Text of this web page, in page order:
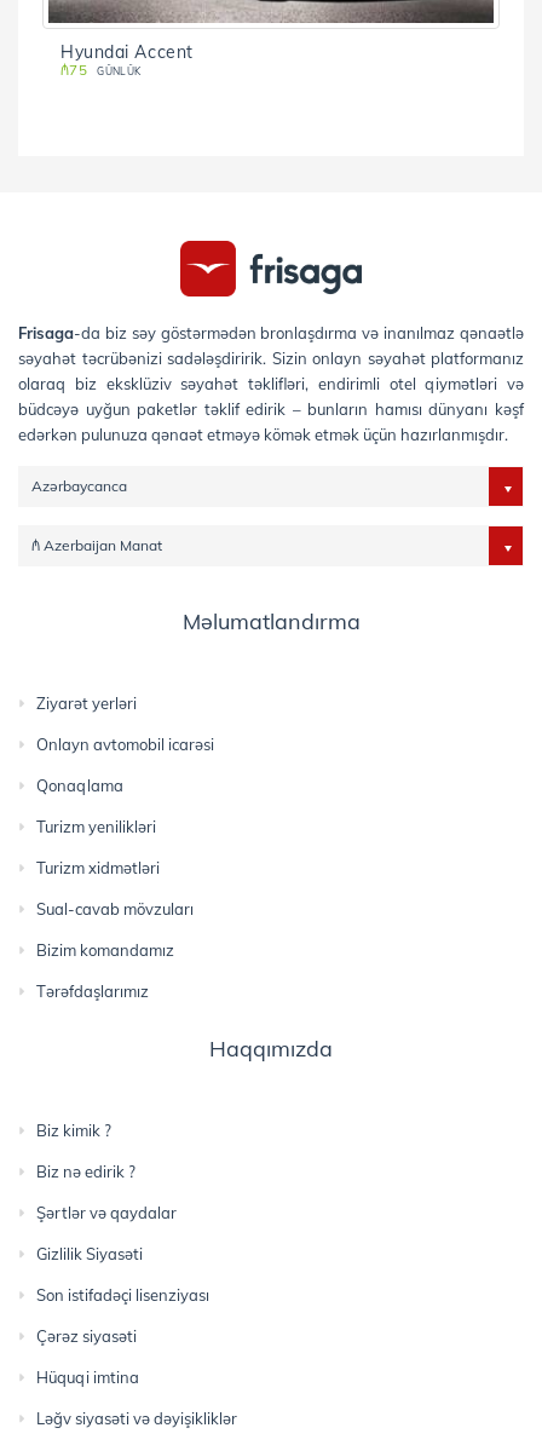
Hyundai Accent
₼75 GÜNLÜK
Frisaga-da biz səy göstərmədən bronlaşdırma və inanılmaz qənaətlə
səyahət təcrübənizi sadələşdiririk. Sizin onlayn səyahət platformanız
olaraq biz eksklüziv səyahət təklifləri, endirimli otel qiymətləri və
büdcəyə uyğun paketlər təklif edirik – bunların hamısı dünyanı kəşf
edərkən pulunuza qənaət etməyə kömək etmək üçün hazırlanmışdır.
Azərbaycanca
₼ Azerbaijan Manat
Məlumatlandırma
Ziyarət yerləri
Onlayn avtomobil icarəsi
Qonaqlama
Turizm yenilikləri
Turizm xidmətləri
Sual-cavab mövzuları
Bizim komandamız
Tərəfdaşlarımız
Haqqımızda
Biz kimik ?
Biz nə edirik ?
Şərtlər və qaydalar
Gizlilik Siyasəti
Son istifadəçi lisenziyası
Çərəz siyasəti
Hüquqi imtina
Ləğv siyasəti və dəyişikliklər